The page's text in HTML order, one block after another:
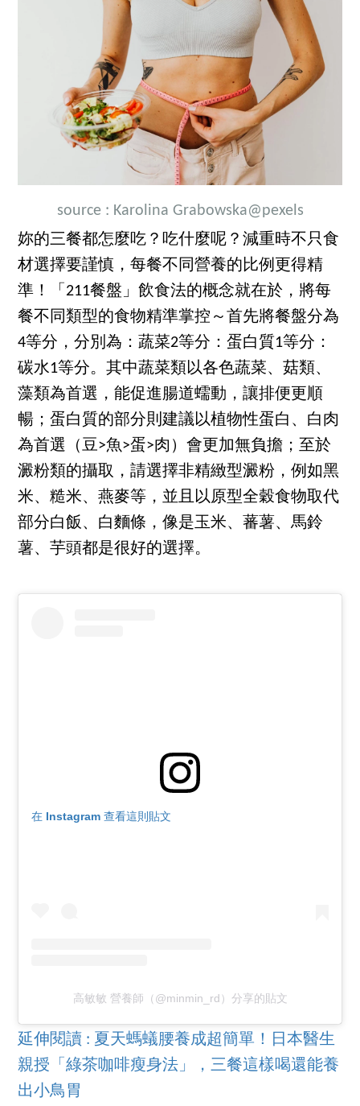
source : Karolina Grabowska@pexels
妳的三餐都怎麼吃？吃什麼呢？減重時不只食
材選擇要謹慎，每餐不同營養的比例更得精
準！「211餐盤」飲食法的概念就在於，將每
餐不同類型的食物精準掌控～首先將餐盤分為
4等分，分別為：蔬菜2等分：蛋白質1等分：
碳水1等分。其中蔬菜類以各色蔬菜、菇類、
藻類為首選，能促進腸道蠕動，讓排便更順
暢；蛋白質的部分則建議以植物性蛋白、白肉
為首選（豆>魚>蛋>肉）會更加無負擔；至於
澱粉類的攝取，請選擇非精緻型澱粉，例如黑
米、糙米、燕麥等，並且以原型全穀食物取代
部分白飯、白麵條，像是玉米、蕃薯、馬鈴
薯、芋頭都是很好的選擇。
在 Instagram 查看這則貼文
高敏敏 營養師（@minmin_rd）分享的貼文
延伸閱讀 : 夏天螞蟻腰養成超簡單！日本醫生
親授「綠茶咖啡瘦身法」，三餐這樣喝還能養
出小鳥胃